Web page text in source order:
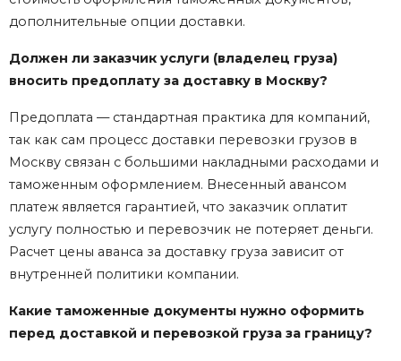
дополнительные опции доставки.
Должен ли заказчик услуги (владелец груза)
вносить предоплату за доставку в Москву?
Предоплата — стандартная практика для компаний,
так как сам процесс доставки перевозки грузов в
Москву связан с большими накладными расходами и
таможенным оформлением. Внесенный авансом
платеж является гарантией, что заказчик оплатит
услугу полностью и перевозчик не потеряет деньги.
Расчет цены аванса за доставку груза зависит от
внутренней политики компании.
Какие таможенные документы нужно оформить
перед доставкой и перевозкой груза за границу?